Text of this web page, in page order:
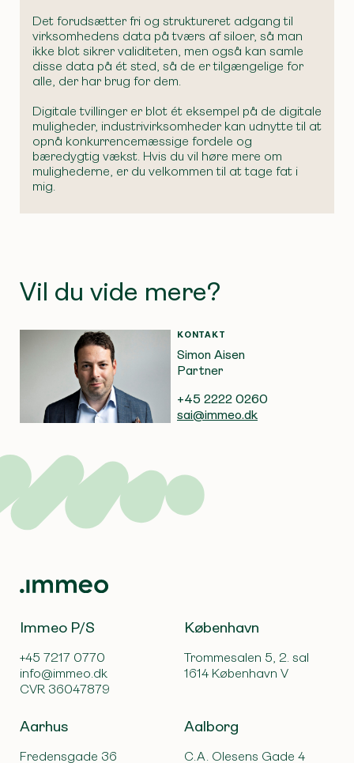
Det forudsætter fri og struktureret adgang til
virksomhedens data på tværs af siloer, så man
ikke blot sikrer validiteten, men også kan samle
disse data på ét sted, så de er tilgængelige for
alle, der har brug for dem.
Digitale tvillinger er blot ét eksempel på de digitale
muligheder, industrivirksomheder kan udnytte til at
opnå konkurrencemæssige fordele og
bæredygtig vækst. Hvis du vil høre mere om
mulighederne, er du velkommen til at tage fat i
mig.
Vil du vide mere?
KONTAKT
Simon Aisen
Partner
+45 2222 0260
sai@immeo.dk
Immeo P/S
+45 7217 0770
info@immeo.dk
CVR 36047879
København
Trommesalen 5, 2. sal
1614 København V
Aarhus
Fredensgade 36
Aalborg
C.A. Olesens Gade 4